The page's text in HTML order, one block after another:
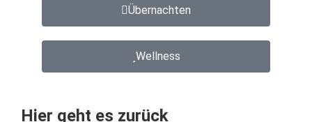
Übernachten
Wellness
Hier geht es zurück